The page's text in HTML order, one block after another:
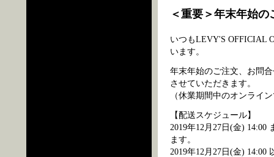
＜重要＞年末年始
いつもLEVY'S OFFICIAL
います。
年末年始のご注文、お問
させていただきます。
（休業期間中のオンライ
【配送スケジュール】
2019年12月27日(金) 14:00
ます。
2019年12月27日(金) 14:00